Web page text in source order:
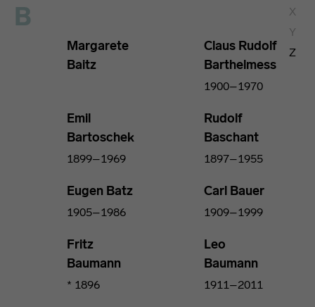
Bauhaus Berlin
X
Y
Z
B
Margarete
Baitz
Claus Rudolf
Barthelmess
1900–1970
Emil
Bartoschek
1899–1969
Rudolf
Baschant
1897–1955
Eugen Batz
1905–1986
Carl Bauer
1909–1999
Fritz
Baumann
* 1896
Leo
Baumann
1911–2011